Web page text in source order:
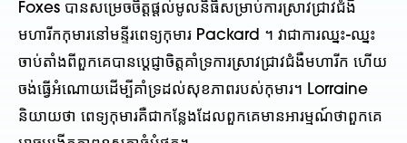
Foxes បានសម្រេចចិត្តផ្តល់មូលនិធិសម្រាប់ការស្រាវជ្រាវជំងឺ
មហារីកកុមារនៅមន្ទីរពេទ្យកុមារ Packard ។ វាជាការឈ្នះ-ឈ្នះ
ចាប់តាំងពីពួកគេបានប្តេជ្ញាចិត្តគាំទ្រការស្រាវជ្រាវជំងឺមហារីក ហើយ
ចង់ធ្វើអំណោយដើម្បីគាំទ្រដល់សុខភាពរបស់កុមារ។ Lorraine
និយាយថា ពេទ្យកុមារគឺជាកន្លែងដែលពួកគេមានអារម្មណ៍ថាពួកគេ